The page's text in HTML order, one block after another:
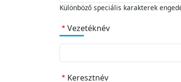
álláskeresőként
Különböző speciális karakterek
Vezetéknév
Keresztnév